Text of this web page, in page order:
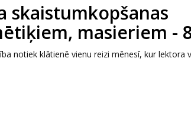
skaistumkopšanas
masieriem -
notiek klātienē vienu reizi mēnesī, kur lektora